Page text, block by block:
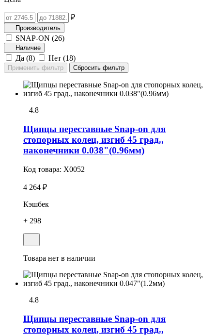
₽
Производитель
SNAP-ON (26)
Наличие
Да (8) Нет (18)
4.8
Щипцы переставные Snap-on для
стопорных колец, изгиб 45 град.,
наконечники 0.038"(0.96мм)
Код товара: X0052
4 264 ₽
Кэшбек
+ 298
Товара нет в наличии
4.8
Щипцы переставные Snap-on для
стопорных колец, изгиб 45 град.,